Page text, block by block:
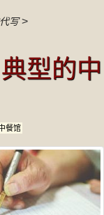
写>
型的中
餐馆